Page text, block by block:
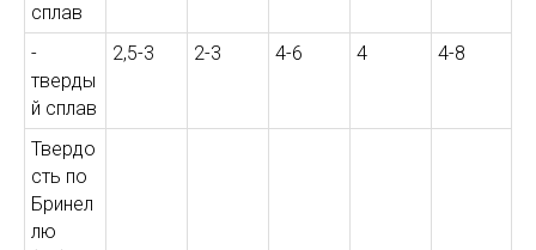
сплав
-
тверды
й сплав
2,5-3 2-3 4-6 4 4-8
Твердо
сть по
Бринел
лю